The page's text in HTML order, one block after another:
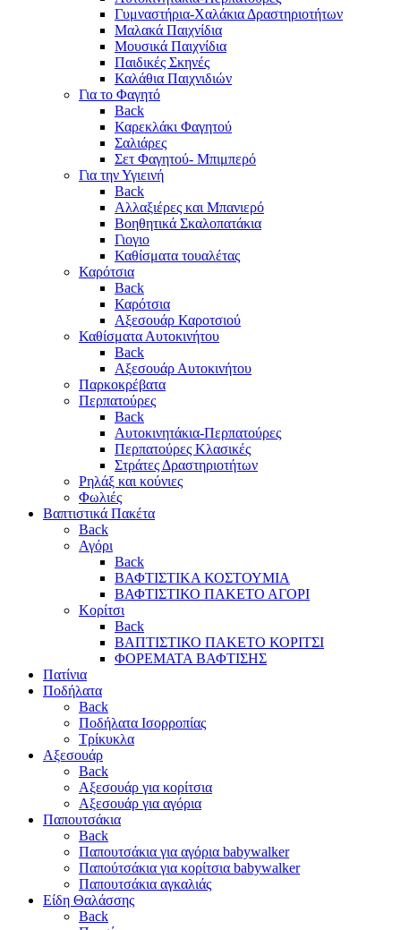
Γυμναστήρια-Χαλάκια Δραστηριοτήτων
Μαλακά Παιχνίδια
Μουσικά Παιχνίδια
Παιδικές Σκηνές
Καλάθια Παιχνιδιών
Για το Φαγητό
Back
Καρεκλάκι Φαγητού
Σαλιάρες
Σετ Φαγητού- Μπιμπερό
Για την Υγιεινή
Back
Αλλαξιέρες και Μπανιερό
Βοηθητικά Σκαλοπατάκια
Γιογιο
Καθίσματα τουαλέτας
Καρότσια
Back
Καρότσια
Αξεσουάρ Καροτσιού
Καθίσματα Αυτοκινήτου
Back
Αξεσουάρ Αυτοκινήτου
Παρκοκρέβατα
Περπατούρες
Back
Αυτοκινητάκια-Περπατούρες
Περπατούρες Κλασικές
Στράτες Δραστηριοτήτων
Ρηλάξ και κούνιες
Φωλιές
Βαπτιστικά Πακέτα
Back
Αγόρι
Back
ΒΑΦΤΙΣΤΙΚΑ ΚΟΣΤΟΥΜΙΑ
ΒΑΦΤΙΣΤΙΚΟ ΠΑΚΕΤΟ ΑΓΟΡΙ
Κορίτσι
Back
ΒΑΠΤΙΣΤΙΚΟ ΠΑΚΕΤΟ ΚΟΡΙΤΣΙ
ΦΟΡΕΜΑΤΑ ΒΑΦΤΙΣΗΣ
Πατίνια
Ποδήλατα
Back
Ποδήλατα Ισορροπίας
Τρίκυκλα
Αξεσουάρ
Back
Αξεσουάρ για κορίτσια
Αξεσουάρ για αγόρια
Παπουτσάκια
Back
Παπουτσάκια για αγόρια babywalker
Παπούτσάκια για κορίτσια babywalker
Παπουτσάκια αγκαλιάς
Είδη Θαλάσσης
Back